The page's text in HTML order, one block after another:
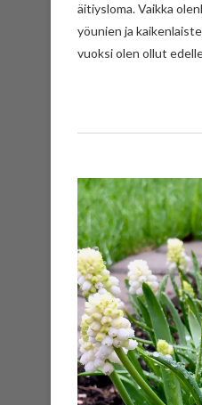
äitiysloma. Vaikka
yöunien ja
vuoksi olen ollut